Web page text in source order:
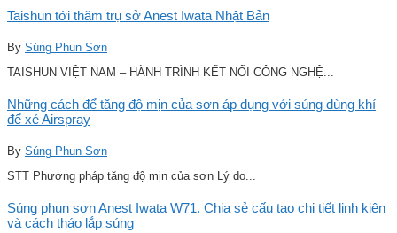
Taishun tới thăm trụ sở Anest Iwata Nhật Bản
By Súng Phun Sơn
TAISHUN VIỆT NAM – HÀNH TRÌNH KẾT NỐI CÔNG NGHỆ...
Những cách để tăng độ mịn của sơn áp dụng với súng dùng khí
để xé Airspray
By Súng Phun Sơn
STT Phương pháp tăng độ mịn của sơn Lý do...
Súng phun sơn Anest Iwata W71. Chia sẻ cấu tạo chi tiết linh kiện
và cách tháo lắp súng